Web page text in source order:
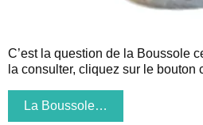
C’est la question de la Boussole
la consulter, cliquez sur le bouton
La Boussole…